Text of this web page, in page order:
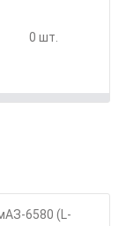
0 шт.
6580 (L-